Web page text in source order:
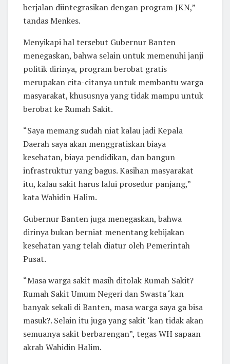
berjalan diintegrasikan dengan program JKN,”
tandas Menkes.
Menyikapi hal tersebut Gubernur Banten
menegaskan, bahwa selain untuk memenuhi janji
politik dirinya, program berobat gratis
merupakan cita-citanya untuk membantu warga
masyarakat, khususnya yang tidak mampu untuk
berobat ke Rumah Sakit.
“Saya memang sudah niat kalau jadi Kepala
Daerah saya akan menggratiskan biaya
kesehatan, biaya pendidikan, dan bangun
infrastruktur yang bagus. Kasihan masyarakat
itu, kalau sakit harus lalui prosedur panjang,”
kata Wahidin Halim.
Gubernur Banten juga menegaskan, bahwa
dirinya bukan berniat menentang kebijakan
kesehatan yang telah diatur oleh Pemerintah
Pusat.
“Masa warga sakit masih ditolak Rumah Sakit?
Rumah Sakit Umum Negeri dan Swasta ‘kan
banyak sekali di Banten, masa warga saya ga bisa
masuk?. Selain itu juga yang sakit ‘kan tidak akan
semuanya sakit berbarengan”, tegas WH sapaan
akrab Wahidin Halim.